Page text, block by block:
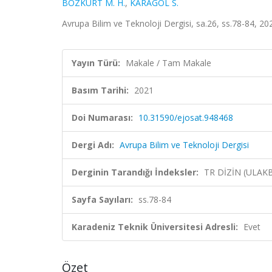
BOZKURT M. H., KARAGÖL S.
Avrupa Bilim ve Teknoloji Dergisi, sa.26, ss.78-84,
Yayın Türü: Makale / Tam Makale
Basım Tarihi: 2021
Doi Numarası: 10.31590/ejosat.948468
Dergi Adı: Avrupa Bilim ve Teknoloji Dergisi
Derginin Tarandığı İndeksler: TR DİZİN
Sayfa Sayıları: ss.78-84
Karadeniz Teknik Üniversitesi Adresli: Evet
Özet